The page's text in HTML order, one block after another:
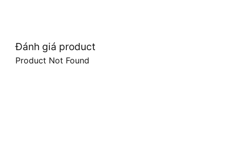
Đánh giá product
Product Not Found